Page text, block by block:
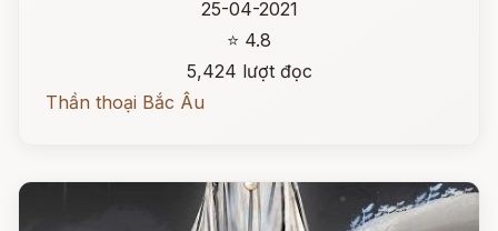
25-04-2021
⭐ 4.8
5,424 lượt đọc
Thần thoại Bắc Âu